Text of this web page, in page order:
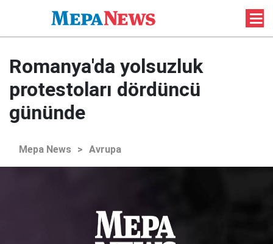
Romanya'da yolsuzluk
protestoları dördüncü
gününde
Mepa News > Avrupa